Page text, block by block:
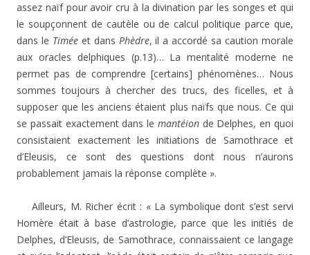
assez naïf pour avoir cru à la divination par les songes et qui
le soupçonnent de cautèle ou de calcul politique parce que,
dans le Timéeet dans Phèdre, il a accordé sa caution morale
aux oracles delphiques (p.13)… La mentalité moderne ne
permet pas de comprendre [certains] phénomènes… Nous
sommes toujours à chercher des trucs, des ficelles, et à
supposer que les anciens étaient plus naïfs que nous. Ce qui
se passait exactement dans le mantéionde Delphes, en quoi
consistaient exactement les initiations de Samothrace et
d’Eleusis, ce sont des questions dont nous n’aurons
probablement jamais la réponse complète ».
Ailleurs, M. Richer écrit : « La symbolique dont s’est servi
Homère était à base d’astrologie, parce que les initiés de
Delphes, d’Eleusis, de Samothrace, connaissaient ce langage